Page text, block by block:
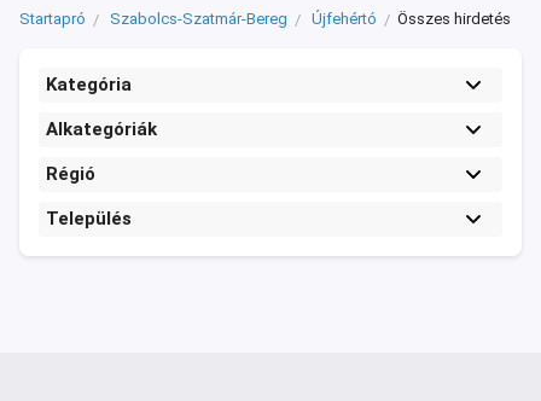
Startapró Szabolcs-Szatmár-Bereg Újfehértó Összes hirdetés
Kategória
Alkategóriák
Régió
Település